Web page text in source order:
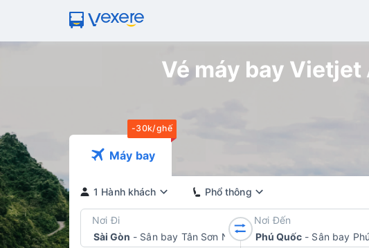
Vé máy bay
-30k/ghế
Máy bay
1 Hành khách Phổ thông
Nơi Đi
Sài Gòn - Sân bay Tân Sơn Nhất
Nơi Đến
Phú Quốc - Sân bay Phú